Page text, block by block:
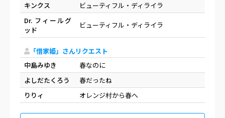
キンクス
ビューティフル・ディライラ
Dr. フィールグ
ッド
ビューティフル・ディライラ
「借家姫」さんリクエスト
中島みゆき
春なのに
よしだたくろう
春だったね
りりィ
オレンジ村から春へ